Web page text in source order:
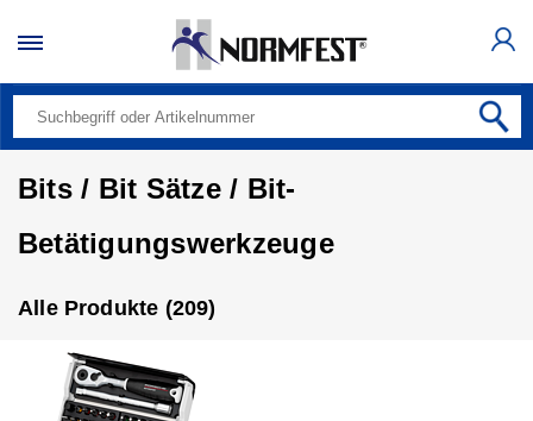
Bits / Bit Sätze / Bit-
Betätigungswerkzeuge
Alle Produkte (209)